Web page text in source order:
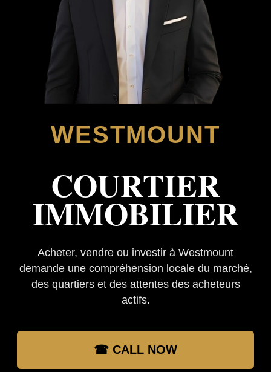
WESTMOUNT
COURTIER
IMMOBILIER
Acheter, vendre ou investir à Westmount
demande une compréhension locale du marché,
des quartiers et des attentes des acheteurs
actifs.
☎ CALL NOW